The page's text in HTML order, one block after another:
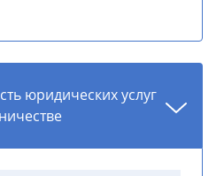
юридических услуг